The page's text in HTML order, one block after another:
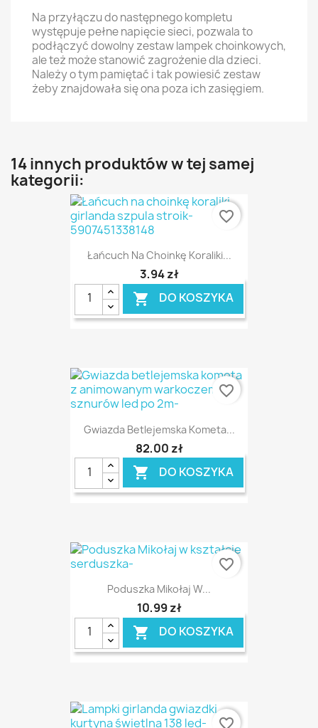
Na przyłączu do następnego kompletu
występuje pełne napięcie sieci, pozwala to
podłączyć dowolny zestaw lampek choinkowych,
ale też może stanowić zagrożenie dla dzieci.
Należy o tym pamiętać i tak powiesić zestaw
żeby znajdowała się ona poza ich zasięgiem.
14 innych produktów w tej samej
kategorii:
Łańcuch Na Choinkę Koraliki...
3,94 zł
 DO KOSZYKA
favorite_border
Gwiazda Betlejemska Kometa...
82,00 zł
 DO KOSZYKA
favorite_border
Poduszka Mikołaj W...
10,99 zł
 DO KOSZYKA
favorite_border
favorite_border